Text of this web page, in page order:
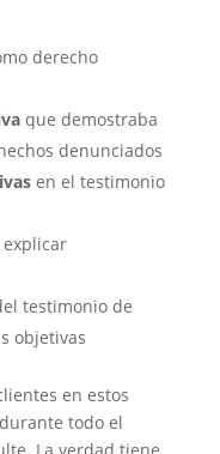
derecho
que demostraba
denunciados
en el testimonio
testimonio de
objetivas
en estos
todo el